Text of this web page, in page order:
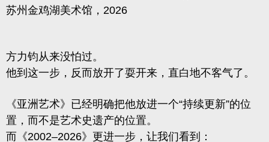
苏州金鸡湖美术馆，2026
方力钧从来没怕过。
他到这一步，反而放开了耍开来，直白地不客气了。
《亚洲艺术》已经明确把他放进一个“持续更新”的位
置，而不是艺术史遗产的位置。
而《2002–2026》更进一步，让我们看到：